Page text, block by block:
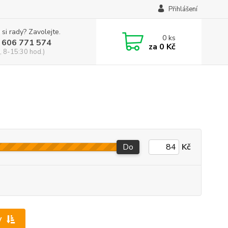
Přihlášení
rady? Zavolejte.
771 574
8-15:30 hod.)
0ks
za 0 Kč
Do Kč